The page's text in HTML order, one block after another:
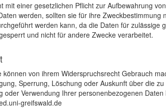
mit einer gesetzlichen Pflicht zur Aufbewahrung
werden, sollten sie für ihre
werden kann, da die Daten für
und nicht für andere Zwecke verarbeitet.
können von ihrem Widerspruchsrecht Gebrauch
Sperrung, Löschung oder Auskunft über die
oder Verwendung Ihrer personenbezogenen
greifswald.de